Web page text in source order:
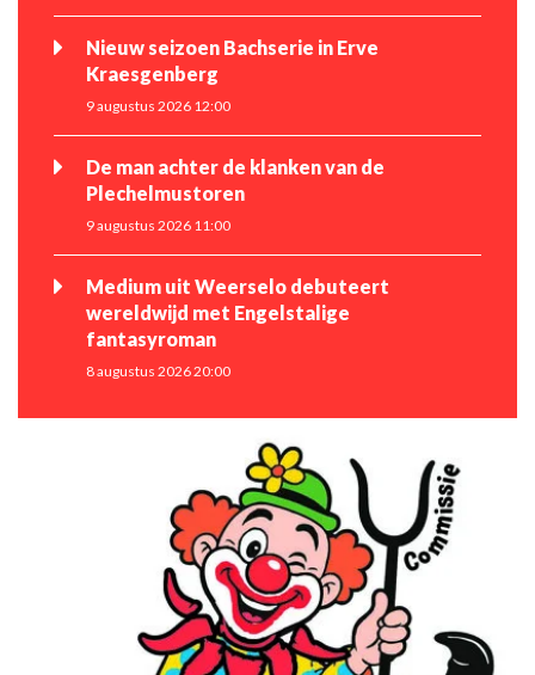
Nieuw seizoen Bachserie in Erve
Kraesgenberg
9 augustus 2026 12:00
De man achter de klanken van de
Plechelmustoren
9 augustus 2026 11:00
Medium uit Weerselo debuteert
wereldwijd met Engelstalige
fantasyroman
8 augustus 2026 20:00